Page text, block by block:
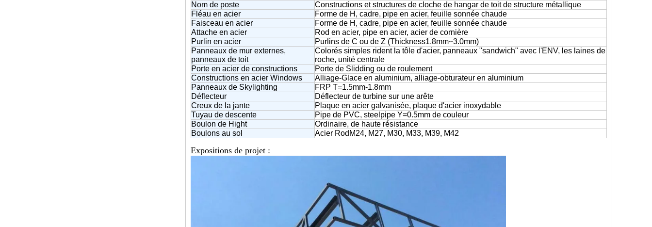
Nom de poste
Constructions et structures de cloche de hangar de toit de structure métallique
Fléau en acier
Forme de H, cadre, pipe en acier, feuille sonnée chaude
Faisceau en acier
Forme de H, cadre, pipe en acier, feuille sonnée chaude
Attache en acier
Rod en acier, pipe en acier, acier de cornière
Purlin en acier
Purlins de C ou de Z (Thickness1.8mm~3.0mm)
Panneaux de mur externes,
panneaux de toit
Colorés simples rident la tôle d'acier, panneaux "sandwich" avec l'ENV, les laines de
roche, unité centrale
Porte en acier de constructions
Porte de Slidding ou de roulement
Constructions en acier Windows
Alliage-Glace en aluminium, alliage-obturateur en aluminium
Panneaux de Skylighting
FRP T=1.5mm-1.8mm
Déflecteur
Déflecteur de turbine sur une arête
Creux de la jante
Plaque en acier galvanisée, plaque d'acier inoxydable
Tuyau de descente
Pipe de PVC, steelpipe Y=0.5mm de couleur
Boulon de Hight
Ordinaire, de haute résistance
Boulons au sol
Acier RodM24, M27, M30, M33, M39, M42
Expositions de projet :